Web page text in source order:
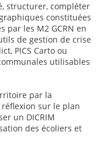
structurer, compléter
constituées
par les M2 GCRN en
de gestion de crise
PICS Carto ou
utilisables
par la
sur le plan
un DICRIM
des écoliers et